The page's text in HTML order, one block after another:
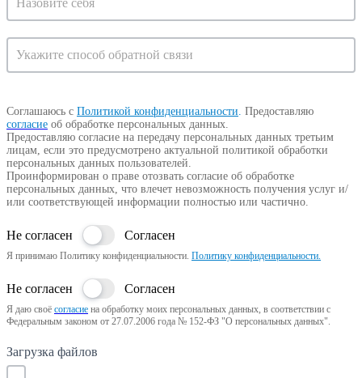
на
консультацию
Соглашаюсь с Политикой конфиденциальности. Предоставляю
согласие об обработке персональных данных.
Предоставляю согласие на передачу персональных данных третьим
лицам, если это предусмотрено актуальной политикой обработки
персональных данных пользователей.
Проинформирован о праве отозвать согласие об обработке
персональных данных, что влечет невозможность получения услуг и/
или соответствующей информации полностью или частично.
Не согласен Согласен
Я принимаю Политику конфиденциальности. Политику конфиденциальности.
Не согласен Согласен
Я даю своё согласие на обработку моих персональных данных, в соответствии с
Федеральным законом от 27.07.2006 года № 152-ФЗ "О персональных данных".
Загрузка файлов